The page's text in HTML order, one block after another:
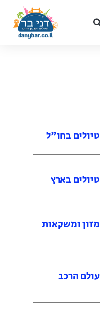
טיולים בחו"ל
טיולים בארץ
מזון ומשקאות
עולם הרכב